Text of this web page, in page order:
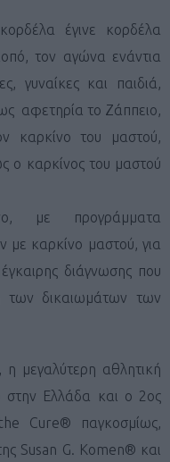
έγινε κορδέλα
τον αγώνα ενάντια
γυναίκες και παιδιά,
αφετηρία το Ζάππειο,
καρκίνο του μαστού,
ο καρκίνος του μαστού
με προγράμματα
με καρκίνο μαστού, για
διάγνωσης που
των δικαιωμάτων των
, η μεγαλύτερη αθλητική
στην Ελλάδα και ο 2ος
Cure® παγκοσμίως,
Susan G. Komen® και